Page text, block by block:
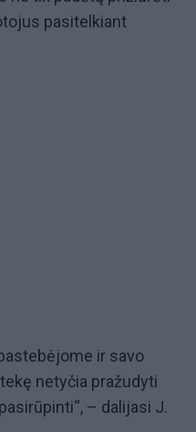
pasitelkiant
ir savo
netyčia pražudyti
– dalijasi J.